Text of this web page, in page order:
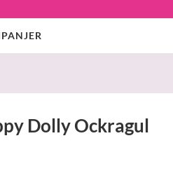
Dolly Ockragul